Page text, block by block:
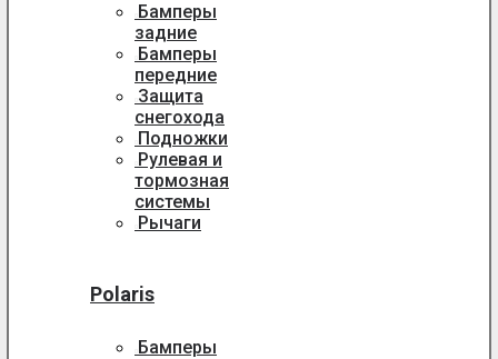
Бамперы
задние
Бамперы
передние
Защита
снегохода
Подножки
Рулевая и
тормозная
системы
Рычаги
Polaris
Бамперы